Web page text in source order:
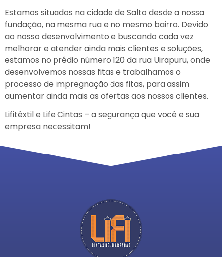
Estamos situados na cidade de Salto desde a nossa
fundação, na mesma rua e no mesmo bairro. Devido
ao nosso desenvolvimento e buscando cada vez
melhorar e atender ainda mais clientes e soluções,
estamos no prédio número 120 da rua Uirapuru, onde
desenvolvemos nossas fitas e trabalhamos o
processo de impregnação das fitas, para assim
aumentar ainda mais as ofertas aos nossos clientes.
Lifitêxtil e Life Cintas – a segurança que você e sua
empresa necessitam!